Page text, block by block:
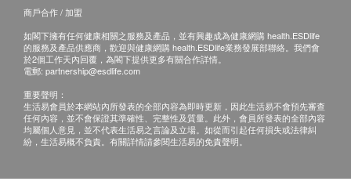
5 種預設出水量，配合您不同需要
150 毫升、200 毫升、300 毫升、500 毫升及 999 毫
升，您可以隨時調校至適合的出水量，以配合您喜愛
觸控寬螢幕，方便操控
鬆享受熱水與室溫水。
如商品已到達收貨地址而沒有人簽收或因客戶問題
引致貨品未能送達收貨地點或客戶要求取消訂單或
客戶拒收貨品或需改期送貨，客戶仍需承擔該次送
貨之費用。再次安排送貨服務，顧客必須再支付實
際運費及特別地區附加費用或到指定地點自行提
取。
產品不設同日送貨安裝服務，如客戶需代約安裝服
所有訂單須視乎相關貨品的供應情況再作最後確
商戶合作 / 加盟
如閣下擁有任何健康相關之服務及產品，並有興趣成為健康網購 health.ESDlife
的服務及產品供應商，歡迎與健康網購 health.ESDlife業務發展部聯絡。我們會
於2個工作天內回覆，為閣下提供更多有關合作詳情。
電郵: partnership@esdlife.com
重要聲明：
生活易會員於本網站內所發表的全部內容為即時更新，因此生活易不會預先審查
任何內容，並不會保證其準確性、完整性及質量。此外，會員所發表的全部內容
均屬個人意見，並不代表生活易之言論及立場。如從而引起任何損失或法律糾
紛，生活易概不負責。有關詳情請參閱生活易的免責聲明。